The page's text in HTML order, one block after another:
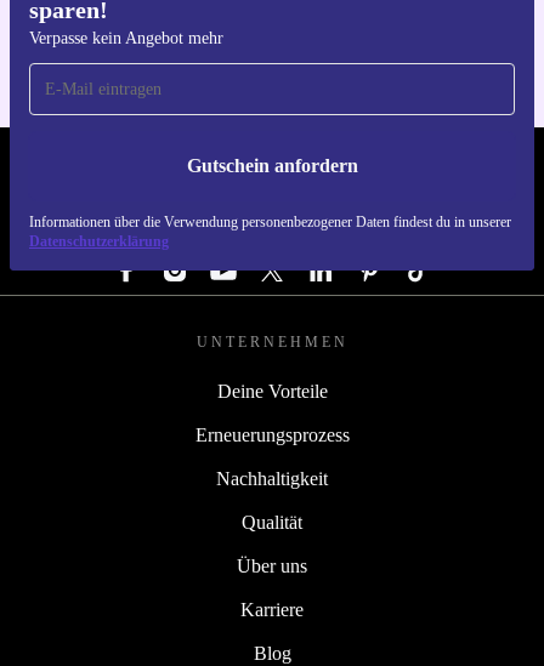
sparen!
Verpasse kein Angebot mehr
Gutschein anfordern
Informationen über die Verwendung personenbezogener Daten findest du in unserer
Datenschutzerklärung
REFURBED DEUTSCHLAND - RETHINK NEW.
FOLGE UNS
UNTERNEHMEN
Deine Vorteile
Erneuerungsprozess
Nachhaltigkeit
Qualität
Über uns
Karriere
Blog